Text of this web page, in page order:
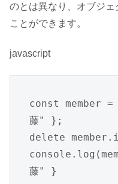
のとは異なり、オブジ
ことができます。
javascript
const member
藤" };
delete
藤" }